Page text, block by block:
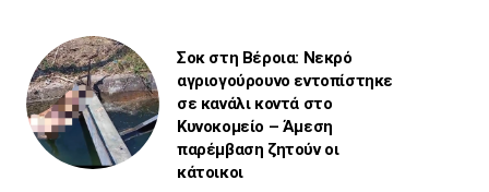
Σοκ στη Βέροια: Νεκρό
αγριογούρουνο εντοπίστηκε
σε κανάλι κοντά στο
Κυνοκομείο – Άμεση
παρέμβαση ζητούν οι
κάτοικοι